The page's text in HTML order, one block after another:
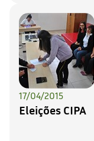
17/04/2015
Eleições CIPA